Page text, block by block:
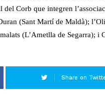
Corb que integren
(Sant Martí de Maldà);
(L’Ametlla de Segarra); i
Share on